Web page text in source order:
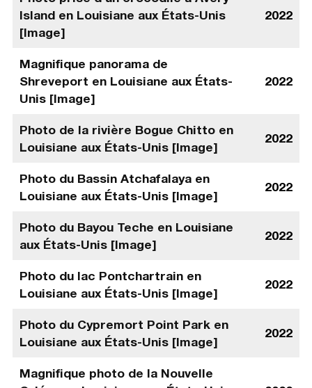
Island en Louisiane aux États-Unis
[Image]
2022
Magnifique panorama de
Shreveport en Louisiane aux États-
Unis [Image]
2022
Photo de la rivière Bogue Chitto en
Louisiane aux États-Unis [Image]
2022
Photo du Bassin Atchafalaya en
Louisiane aux États-Unis [Image]
2022
Photo du Bayou Teche en Louisiane
aux États-Unis [Image]
2022
Photo du lac Pontchartrain en
Louisiane aux États-Unis [Image]
2022
Photo du Cypremort Point Park en
Louisiane aux États-Unis [Image]
2022
Magnifique photo de la Nouvelle